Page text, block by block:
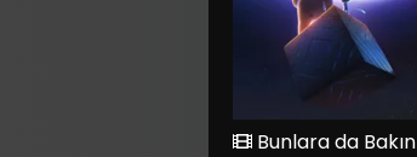
Bunlara da Bakın